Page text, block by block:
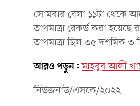
সোমবার বেলা ১১টা থেকে
তাপমাত্রা রেকর্ড করা
তাপমাত্রা ছিল ৩৫ দশমিক ৩
আরও পড়ুন: মাহবুব আলী
নিউজনাউ/এসকে/২০২২